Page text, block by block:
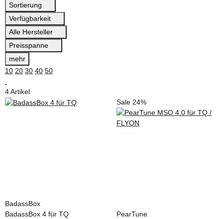
Sortierung
Verfügbarkeit
Alle Hersteller
Preisspanne
mehr
10 20 30 40 50
4 Artikel
BadassBox
BadassBox 4 für TQ
Sale 24%
PearTune